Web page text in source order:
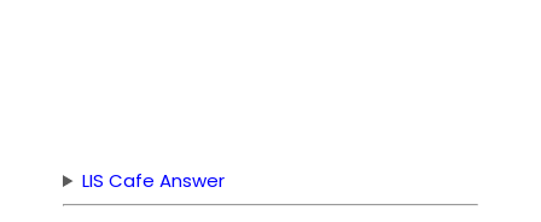
LIS Cafe Answer